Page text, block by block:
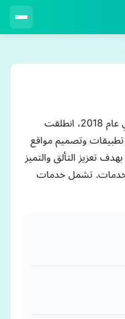
افضل شركات برمجة في مصر في عام 2018، انطلقت
وتصميم مواقع
تعزيز التألق والتميز
تشمل خدمات